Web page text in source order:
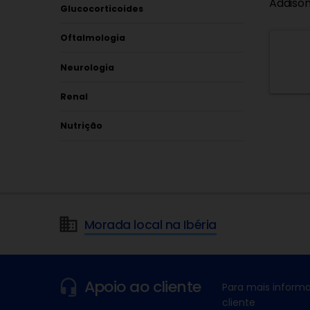
Glucocorticoides
Oftalmologia
Neurologia
Renal
Nutrição
Morada local na Ibéria
Apoio ao cliente
Para mais
cliente